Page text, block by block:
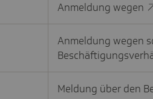
Anmeldung wegen
Anmeldung wegen
Meldung über den